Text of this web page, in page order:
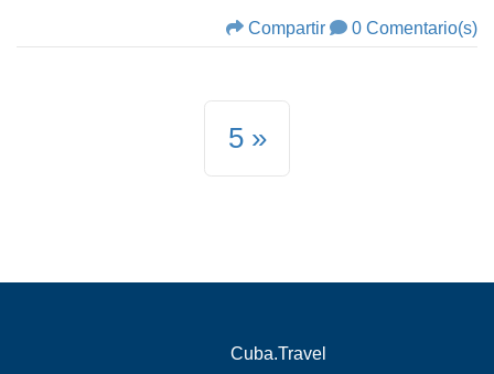
Compartir 0 Comentario(s)
5
Cuba.Travel